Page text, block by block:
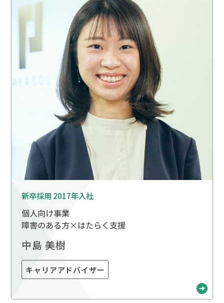
新卒採用 2017年入社
個人向け事業
障害のある方×はたらく支援
中島 美樹
キャリアアドバイザー